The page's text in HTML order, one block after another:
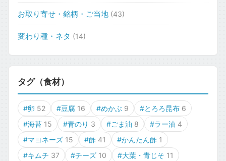
お取り寄せ・銘柄・ご当地 (43)
変わり種・ネタ (14)
タグ（食材）
#卵 52 #豆腐 16 #めかぶ 9 #とろろ昆布 6
#海苔 15 #青のり 3 #ごま油 8 #ラー油 4
#マヨネーズ 15 #酢 41 #かんたん酢 1
#キムチ 37 #チーズ 10 #大葉・青じそ 11